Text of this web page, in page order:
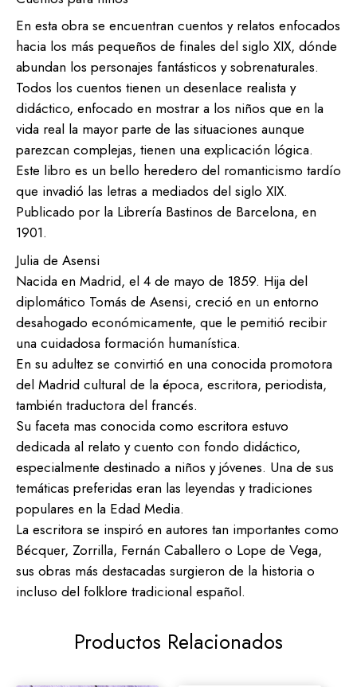
En esta obra se encuentran cuentos y relatos enfocados
hacia los más pequeños de finales del siglo XIX, dónde
abundan los personajes fantásticos y sobrenaturales.
Todos los cuentos tienen un desenlace realista y
didáctico, enfocado en mostrar a los niños que en la
vida real la mayor parte de las situaciones aunque
parezcan complejas, tienen una explicación lógica.
Este libro es un bello heredero del romanticismo tardío
que invadió las letras a mediados del siglo XIX.
Publicado por la Librería Bastinos de Barcelona, en
1901.
Julia de Asensi
Nacida en Madrid, el 4 de mayo de 1859. Hija del
diplomático Tomás de Asensi, creció en un entorno
desahogado económicamente, que le pemitió recibir
una cuidadosa formación humanística.
En su adultez se convirtió en una conocida promotora
del Madrid cultural de la época, escritora, periodista,
también traductora del francés.
Su faceta mas conocida como escritora estuvo
dedicada al relato y cuento con fondo didáctico,
especialmente destinado a niños y jóvenes. Una de sus
temáticas preferidas eran las leyendas y tradiciones
populares en la Edad Media.
La escritora se inspiró en autores tan importantes como
Bécquer, Zorrilla, Fernán Caballero o Lope de Vega,
sus obras más destacadas surgieron de la historia o
incluso del folklore tradicional español.
Productos Relacionados